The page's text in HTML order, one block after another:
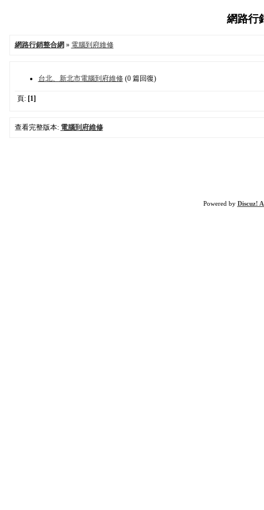
網路行
網路行銷整合網 » 電腦到府維修
台北、新北市電腦到府維修(0 篇回復)
頁: [1]
查看完整版本: 電腦到府維修
Powered by Discuz!